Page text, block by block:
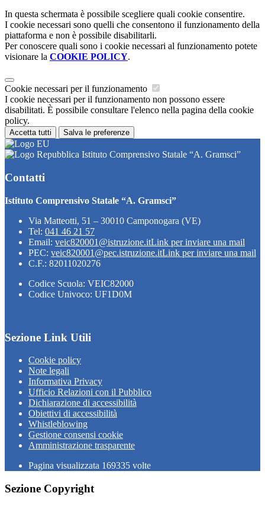
In questa schermata è possibile scegliere quali cookie consentire.
I cookie necessari sono quelli che consentono il funzionamento della
piattaforma e non è possibile disabilitarli.
Per conoscere quali sono i cookie necessari al funzionamento potete
visionare la COOKIE POLICY.
Cookie necessari per il funzionamento
I cookie necessari per il funzionamento non possono essere
disabilitati. È possibile consultare l'elenco nella pagina della cookie
policy.
Accetta tutti Salva le preferenze
Istituto Comprensivo Statale “A. Gramsci”
Contatti
Istituto Comprensivo Statale “A. Gramsci”
Via Matteotti, 51 – 30010 Camponogara (VE)
Tel: 041 46 21 57
Email: veic820001@istruzione.itLink per inviare una mail
PEC: veic820001@pec.istruzione.itLink per inviare una mail
C.F.: 82011020276
Codice Scuola: VEIC82000
Codice Univoco: UF1D0M
Sezione Link Utili
Cookie policy
Note legali
Informativa Privacy
Ufficio Relazioni con il Pubblico
Dichiarazione di accessibilità
Obiettivi di accessibilità
Whistleblowing
Gestione consensi cookie
Amministrazione trasparente
Pagina visualizzata 169335 volte
Sezione Copyright